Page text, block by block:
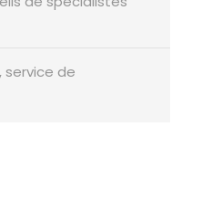
service de